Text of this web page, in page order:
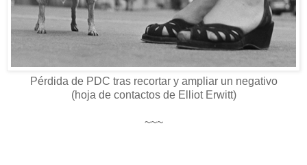
Pérdida de PDC tras recortar y ampliar un negativo
(hoja de contactos de Elliot Erwitt)
~~~